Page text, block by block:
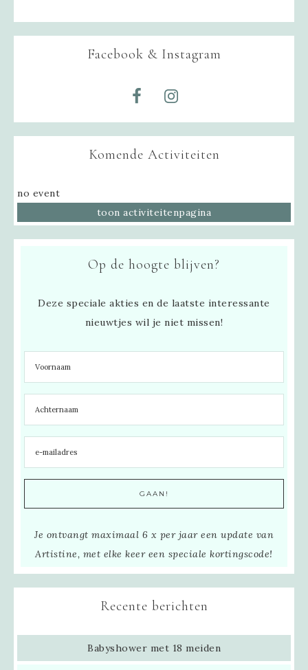
Facebook & Instagram
Komende Activiteiten
no event
toon activiteitenpagina
Op de hoogte blijven?
Deze speciale akties en de laatste interessante
nieuwtjes wil je niet missen!
Je ontvangt maximaal 6 x per jaar een update van
Artistine, met elke keer een speciale kortingscode!
Recente berichten
Babyshower met 18 meiden